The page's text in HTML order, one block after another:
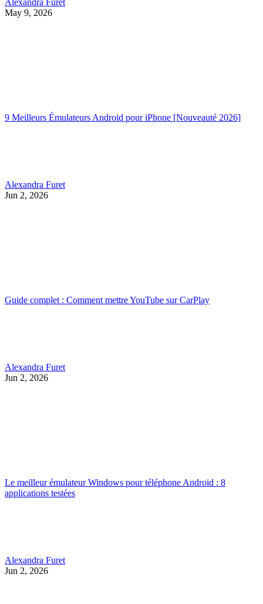
May 9, 2026
9 Meilleurs Émulateurs Android pour iPhone [Nouveauté 2026]
Alexandra Furet
Jun 2, 2026
Guide complet : Comment mettre YouTube sur CarPlay
Alexandra Furet
Jun 2, 2026
Le meilleur émulateur Windows pour téléphone Android : 8
applications testées
Alexandra Furet
Jun 2, 2026